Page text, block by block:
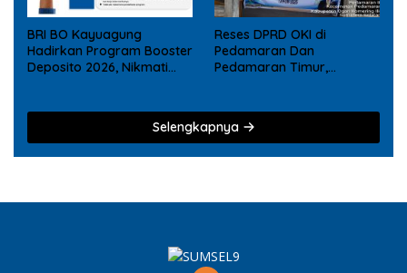
BRI BO Kayuagung
Hadirkan Program Booster
Deposito 2026, Nikmati
Reses DPRD OKI di
Pedamaran Dan
Pedamaran Timur,
Masyarakat
Selengkapnya